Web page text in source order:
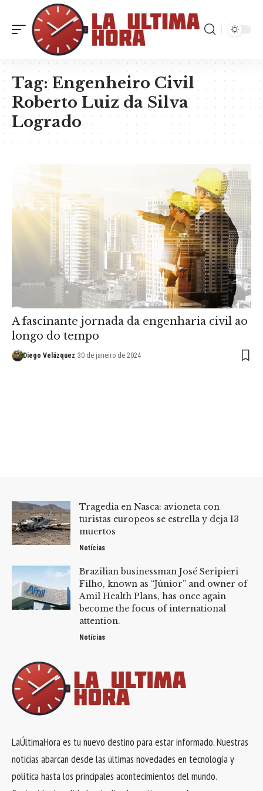
Tag:Engenheiro Civil
Roberto Luiz da Silva
Logrado
A fascinante jornada da engenharia civil ao
longo do tempo
Diego Velázquez 30 de janeiro de 2024
Tragedia en Nasca: avioneta con
turistas europeos se estrella y deja 13
muertos
Notícias
Brazilian businessman José Seripieri
Filho, known as “Júnior” and owner of
Amil Health Plans, has once again
become the focus of international
attention.
Notícias
LaÚltimaHora es tu nuevo destino para estar informado. Nuestras
noticias abarcan desde las últimas novedades en tecnología y
política hasta los principales acontecimientos del mundo.